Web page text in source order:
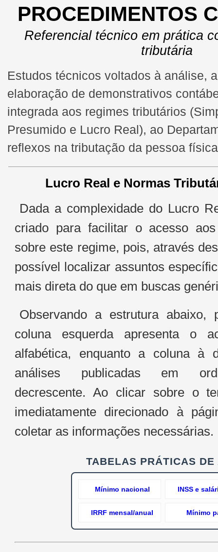
PROCEDIMENTOS
Referencial técnico em prática
tributária
Estudos técnicos voltados à análise,
elaboração de demonstrativos
integrada aos regimes tributários
Presumido e Lucro Real), ao
reflexos na tributação da pessoa física
Lucro Real e Normas
L
u
c
r
o
R
e
a
l
e
n
o
t
Dada a complexidade do Lucro
criado para facilitar o acesso
sobre este regime, pois, através
possível localizar assuntos
mais direta do que em buscas
Observando a estrutura abaixo,
coluna esquerda apresenta o
alfabética, enquanto a coluna à
análises publicadas em
decrescente. Ao clicar sobre o
imediatamente direcionado à
coletar as informações necessárias.
TABELAS PRÁTICAS DE
Mínimo nacional INSS e
IRRF mensal/anual Mínimo